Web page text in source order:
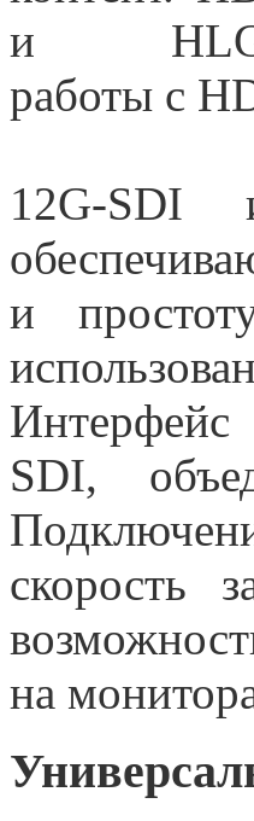
и HLG
работы с
12G-SDI
и
Интерфейс
SDI,
скорость
на